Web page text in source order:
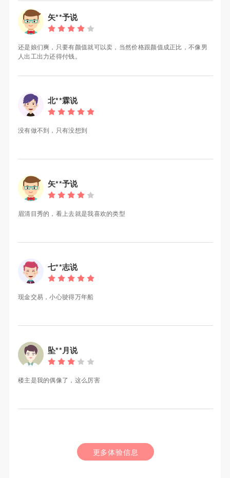
矢**予说
还是娘们爽，只要有颜值就可以卖，当然价格跟颜值成正比，不像男
人出工出力还得付钱。
北**霖说
没有做不到，只有没想到
矢**予说
眉清目秀的，看上去就是我喜欢的类型
七**志说
现金交易，小心驶得万年船
坠**月说
楼主是我的偶像了，这么厉害
更多体验信息